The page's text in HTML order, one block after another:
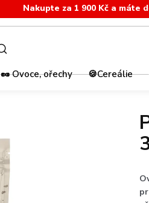
Nakupte za 1 900 Kč a máte
🥜 Ovoce, ořechy 🍪Cereálie